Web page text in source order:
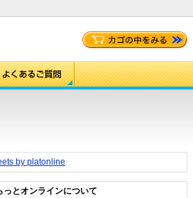
by platonline
っとオンラインについて